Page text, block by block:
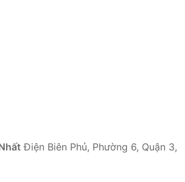
Điện Biên Phủ, Phường 6, Quận 3,